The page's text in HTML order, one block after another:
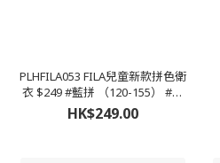
PLHFILA053 FILA兒童新款拼色衛
衣 $249 #藍拼 （120-155） #粉
拼（130-165） 🚚運費到付/門市
自取/無折/
HK$249.00